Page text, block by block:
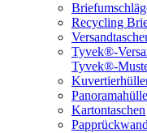
Recycling
Tyvek®-
Tyvek®-
Kartontaschen